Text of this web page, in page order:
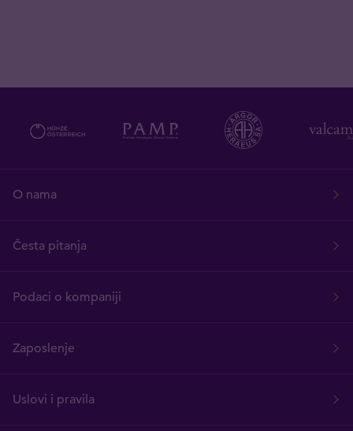
O nama
Česta pitanja
Podaci o kompaniji
Zaposlenje
Uslovi i pravila